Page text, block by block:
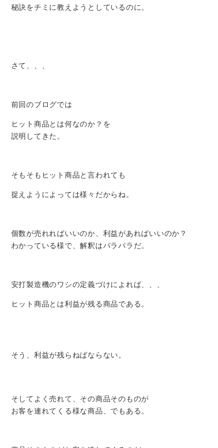
秘訣をチミに教えようとしているのに。
さて、、、
前回のブログでは
ヒット商品とは何なのか？を
説明してきた。
そもそもヒット商品と言われても
捉えようによっては様々だからね。
個数が売れればいいのか、利益があればいいのか？
わかっている様で、解釈はバラバラだ。
安打製造機のワシの定義づけによれば、、、
ヒット商品とは利益が残る商品である。
そう、利益が残らねばならない。
そしてよく売れて、その商品そのものが
お客を連れてくる様な商品、でもある。